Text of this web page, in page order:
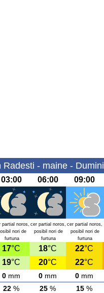
Radesti - maine -
03:00 06:00 09:00
partial noros,
nori de
furtuna
cer partial noros,
posibil nori de
furtuna
cer partial noros,
posibil nori de
furtuna
17°C 18°C 22°C
19°C 20°C 22°C
0 mm 0 mm 0 mm
22 % 25 % 15 %